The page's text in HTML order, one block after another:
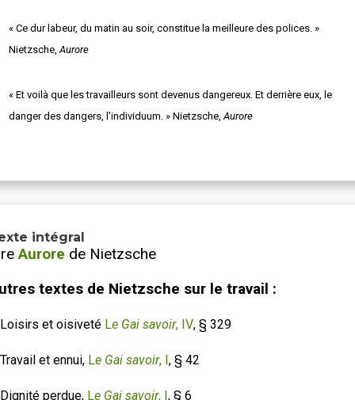
« Ce dur labeur, du matin au soir, constitue la meilleure des polices. »
Nietzsche,Aurore
« Et voilà que les travailleurs sont devenus dangereux. Et derrière eux, le
danger des dangers, l’individuum. » Nietzsche,Aurore
intégral
Aurore de Nietzsche
textes de Nietzsche sur le travail :
et oisiveté Le Gai savoir, IV, § 329
et ennui, Le Gai savoir, I, § 42
perdue, Le Gai savoir, I, § 6